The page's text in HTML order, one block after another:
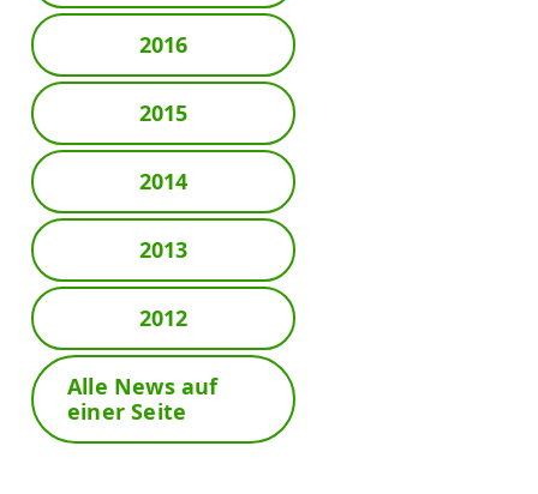
2016
2015
2014
2013
2012
Alle News auf
einer Seite